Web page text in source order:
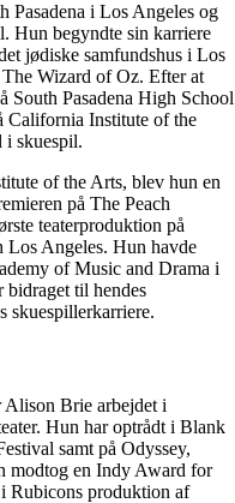
Pasadena i Los Angeles og
Hun begyndte sin karriere
jødiske samfundshus i Los
Wizard of Oz. Efter at
South Pasadena High School
California Institute of the
i skuespil.
of the Arts, blev hun en
på The Peach
teaterproduktion på
Angeles. Hun havde
of Music and Drama i
bidraget til hendes
skuespillerkarriere.
Alison Brie arbejdet i
Hun har optrådt i Blank
samt på Odyssey,
modtog en Indy Award for
Rubicons produktion af